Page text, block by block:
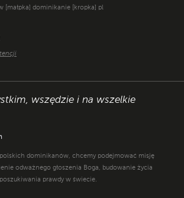
[małpka] dominikanie [kropka] pl
wszędzie i na wszelkie
dominikanów, chcemy podejmować misję
odważnego głoszenia Boga, budowanie życia
prawdy w świecie.